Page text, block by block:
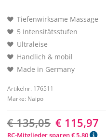
Tiefenwirksame Massage
5 Intensitätsstufen
Ultraleise
Handlich & mobil
Made in Germany
Artikelnr. 176511
Marke: Naipo
€ 135,05 € 115,97
RC-Mitglieder sparen € 5,80